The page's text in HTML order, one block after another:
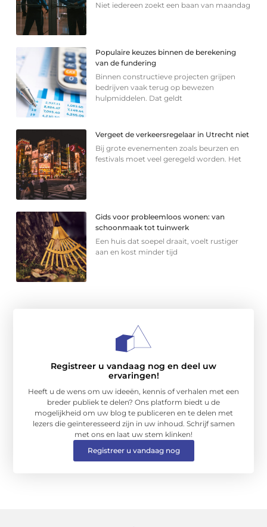
Niet iedereen zoekt een baan van maandag
Populaire keuzes binnen de berekening
van de fundering
Binnen constructieve projecten grijpen
bedrijven vaak terug op bewezen
hulpmiddelen. Dat geldt
Vergeet de verkeersregelaar in Utrecht niet
Bij grote evenementen zoals beurzen en
festivals moet veel geregeld worden. Het
Gids voor probleemloos wonen: van
schoonmaak tot tuinwerk
Een huis dat soepel draait, voelt rustiger
aan en kost minder tijd
Registreer u vandaag nog en deel uw
ervaringen!
Heeft u de wens om uw ideeën, kennis of verhalen met een
breder publiek te delen? Ons platform biedt u de
mogelijkheid om uw blog te publiceren en te delen met
lezers die geïnteresseerd zijn in uw inhoud. Schrijf samen
met ons en laat uw stem klinken!
Registreer u vandaag nog